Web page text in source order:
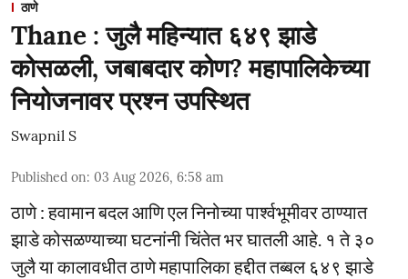
ठाणे
Thane : जुलै महिन्यात ६४९ झाडे
कोसळली, जबाबदार कोण? महापालिकेच्या
नियोजनावर प्रश्न उपस्थित
Swapnil S
Published on: 03 Aug 2026, 6:58 am
ठाणे : हवामान बदल आणि एल निनोच्या पार्श्वभूमीवर ठाण्यात
झाडे कोसळण्याच्या घटनांनी चिंतेत भर घातली आहे. १ ते ३०
जुलै या कालावधीत ठाणे महापालिका हद्दीत तब्बल ६४९ झाडे